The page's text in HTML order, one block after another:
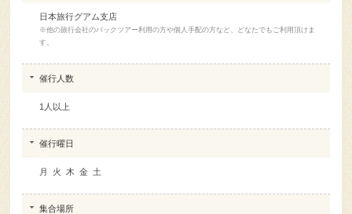
日本旅行グアム支店
※他の旅行会社のパックツアー利用の方や個人手配の方など、どなたでもご利用頂けま
す。
催行人数
1人以上
催行曜日
月 火 木 金 土
集合場所